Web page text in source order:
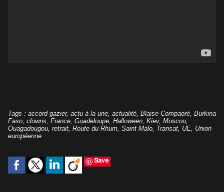
Tags : accord gazier, actu à la une actualité Blaise Compaoré Burkina
Faso clowns France Guadeloupe Halloween Kiev, Moscou
Ouagadougou retrait Route du Rhum Saint Malo Transat UE Union
européenne
Save